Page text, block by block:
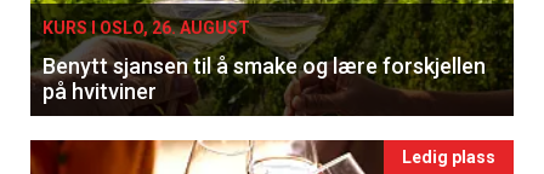
KURS I OSLO, 26. AUGUST
Benytt sjansen til å smake og lære forskjellen
på hvitviner
Ledig plass